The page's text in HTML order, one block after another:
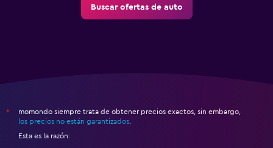
Buscar ofertas de auto
*
momondo siempre trata de obtener precios exactos, sin embargo,
los precios no están garantizados.
Esta es la razón: